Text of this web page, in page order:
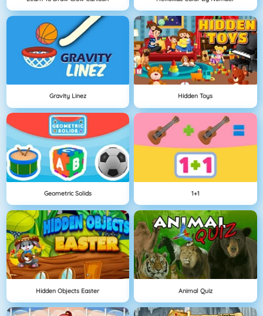
Gravity Linez Hidden Toys
Geometric Solids 1+1
Hidden Objects Easter Animal Quiz